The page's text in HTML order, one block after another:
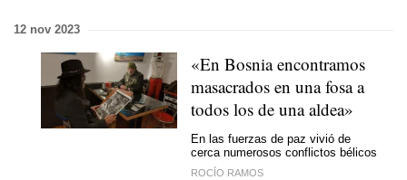
12 nov 2023
«En Bosnia encontramos
masacrados en una fosa a
todos los de una aldea»
En las fuerzas de paz vivió de
cerca numerosos conflictos bélicos
ROCÍO RAMOS